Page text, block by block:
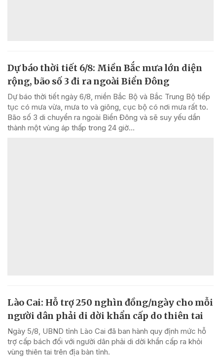
Dự báo thời tiết 6/8: Miền Bắc mưa lớn diện
rộng, bão số 3 đi ra ngoài Biển Đông
Dự báo thời tiết ngày 6/8, miền Bắc Bộ và Bắc Trung Bộ tiếp
tục có mưa vừa, mưa to và giông, cục bộ có nơi mưa rất to.
Bão số 3 di chuyển ra ngoài Biển Đông và sẽ suy yếu dần
thành một vùng áp thấp trong 24 giờ...
Lào Cai: Hỗ trợ 250 nghìn đồng/ngày cho mỗi
người dân phải di dời khẩn cấp do thiên tai
Ngày 5/8, UBND tỉnh Lào Cai đã ban hành quy định mức hỗ
trợ cấp bách đối với người dân phải di dời khẩn cấp ra khỏi
vùng thiên tai trên địa bàn tỉnh.